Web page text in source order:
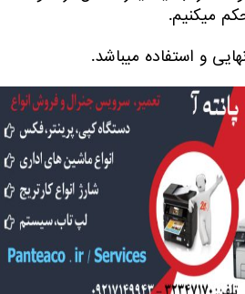
میکنیم.
و استفاده میباشد.